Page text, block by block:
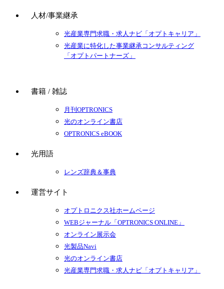
人材/事業継承
光産業専門求職・求人ナビ「オプトキャリア」
光産業に特化した事業継承コンサルティング
「オプトパートナーズ」
書籍 / 雑誌
月刊OPTRONICS
光のオンライン書店
OPTRONICS eBOOK
光用語
レンズ辞典＆事典
運営サイト
オプトロニクス社ホームページ
WEBジャーナル「OPTRONICS ONLINE」
オンライン展示会
光製品Navi
光のオンライン書店
光産業専門求職・求人ナビ「オプトキャリア」